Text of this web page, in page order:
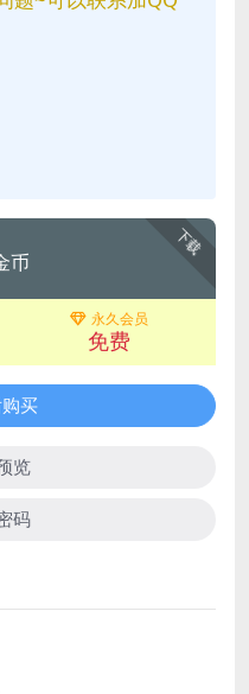
下载
币
永久会员
免费
买
览
码